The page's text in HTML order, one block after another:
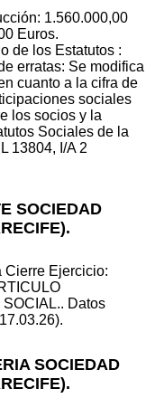
1.560.000,00
Euros.
de los Estatutos :
erratas: Se modifica
cuanto a la cifra de
sociales
los socios y la
Sociales de la
13804, I/A 2
SOCIEDAD
Cierre Ejercicio:
Datos
SOCIEDAD